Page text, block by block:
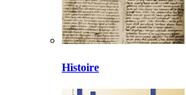
Histoire